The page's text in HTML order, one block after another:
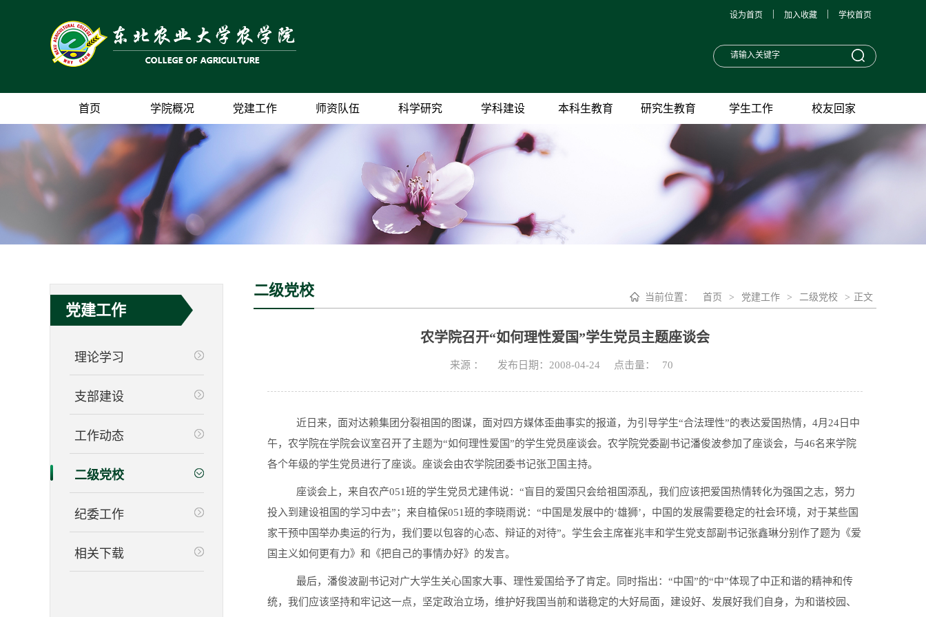
学校首页
加入收藏
设为首页
首页 学院概况 党建工作 师资队伍 科学研究 学科建设 本科生教育 研究生教育 学生工作 校友回家
党建工作
理论学习
支部建设
工作动态
二级党校
纪委工作
相关下载
当前位置： 首页 > 党建工作 > 二级党校 > 正文
二级党校
农学院召开“如何理性爱国”学生党员主题座谈会
来源 ： 发布日期：2008-04-24 点击量： 70
近日来，面对达赖集团分裂祖国的图谋，面对四方媒体歪曲事实的报道，为引导学生“合法理性”的表达爱国热情，4月24日中
午，农学院在学院会议室召开了主题为“如何理性爱国”的学生党员座谈会。农学院党委副书记潘俊波参加了座谈会，与46名来学院
各个年级的学生党员进行了座谈。座谈会由农学院团委书记张卫国主持。
座谈会上，来自农产051班的学生党员尤建伟说：“盲目的爱国只会给祖国添乱，我们应该把爱国热情转化为强国之志，努力
投入到建设祖国的学习中去”；来自植保051班的李晓雨说：“中国是发展中的‘雄狮’，中国的发展需要稳定的社会环境，对于某些国
家干预中国举办奥运的行为，我们要以包容的心态、辩证的对待”。学生会主席崔兆丰和学生党支部副书记张鑫琳分别作了题为《爱
国主义如何更有力》和《把自己的事情办好》的发言。
最后，潘俊波副书记对广大学生关心国家大事、理性爱国给予了肯定。同时指出：“中国”的“中”体现了中正和谐的精神和传
统，我们应该坚持和牢记这一点，坚定政治立场，维护好我国当前和谐稳定的大好局面，建设好、发展好我们自身，为和谐校园、